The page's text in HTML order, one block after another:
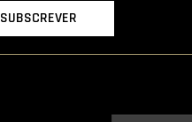
SUBSCREVER